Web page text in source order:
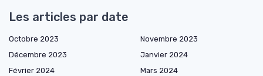
Les articles par date
Octobre 2023
Novembre 2023
Décembre 2023
Janvier 2024
Février 2024
Mars 2024